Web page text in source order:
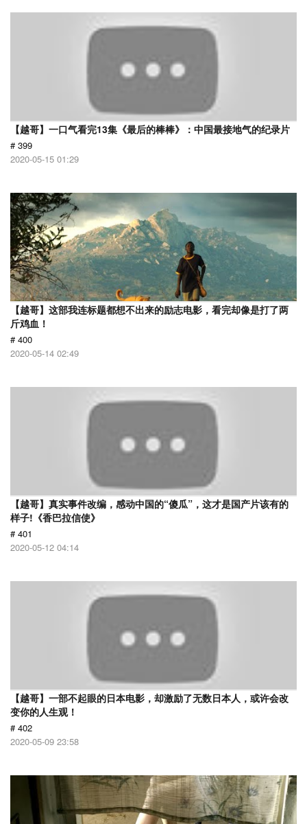
【越哥】一口气看完13集《最后的棒棒》：中国最接地气的纪录片
# 399
2020-05-15 01:29
【越哥】这部我连标题都想不出来的励志电影，看完却像是打了两
斤鸡血！
# 400
2020-05-14 02:49
【越哥】真实事件改编，感动中国的“傻瓜”，这才是国产片该有的
样子!《香巴拉信使》
# 401
2020-05-12 04:14
【越哥】一部不起眼的日本电影，却激励了无数日本人，或许会改
变你的人生观！
# 402
2020-05-09 23:58